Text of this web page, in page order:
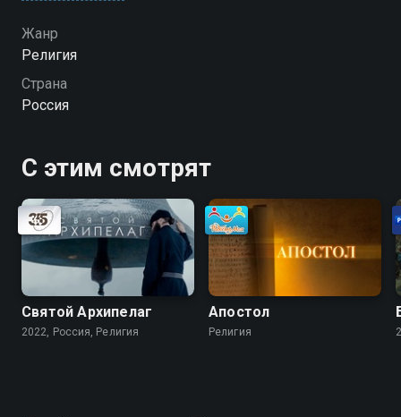
Жанр
Религия
Страна
Россия
С этим смотрят
Святой Архипелаг
2022, Россия, Религия
Апостол
Религия